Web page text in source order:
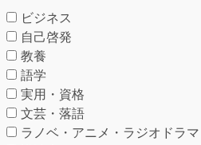
ビジネス
自己啓発
教養
語学
実用・資格
文芸・落語
ラノベ・アニメ・ラジオドラマ